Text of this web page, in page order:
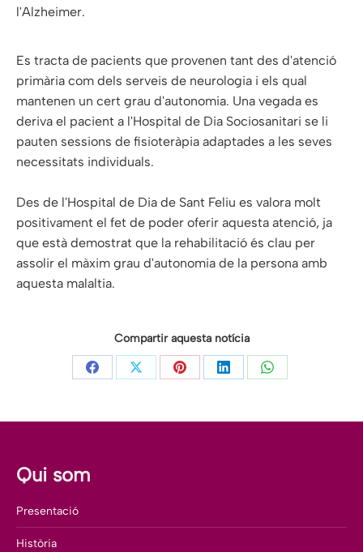
l'Alzheimer.
Es tracta de pacients que provenen tant des d'atenció
primària com dels serveis de neurologia i els qual
mantenen un cert grau d'autonomia. Una vegada es
deriva el pacient a l'Hospital de Dia Sociosanitari se li
pauten sessions de fisioteràpia adaptades a les seves
necessitats individuals.
Des de l'Hospital de Dia de Sant Feliu es valora molt
positivament el fet de poder oferir aquesta atenció, ja
que està demostrat que la rehabilitació és clau per
assolir el màxim grau d'autonomia de la persona amb
aquesta malaltia.
Compartir aquesta notícia
Share
Facebook
Share
X
Share
Pinterest
Share
LinkedIn
Share
WhatsApp
Qui som
Presentació
Història